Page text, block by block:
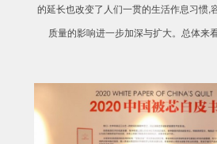
的延长也改变了人们一贯的生活作息习惯,
质量的影响进一步加深与扩大。总体来